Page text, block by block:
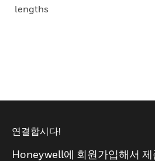
lengths
연결합시다!
Honeywell에 회원가입해서 제